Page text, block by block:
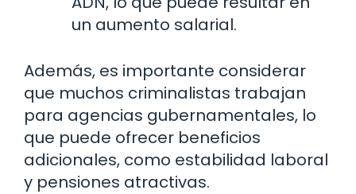
un aumento salarial.
Además, es importante considerar
que muchos criminalistas trabajan
para agencias gubernamentales, lo
que puede ofrecer beneficios
adicionales, como estabilidad laboral
y pensiones atractivas.